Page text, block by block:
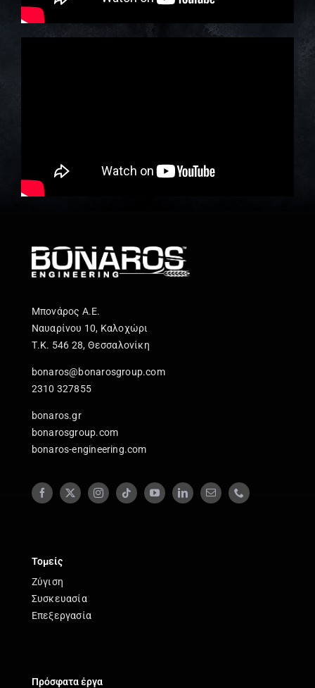
Μπονάρος Α.Ε.
Ναυαρίνου 10, Καλοχώρι
Τ.Κ. 546 28, Θεσσαλονίκη
bonaros@bonarosgroup.com
2310 327855
bonaros.gr
bonarosgroup.com
bonaros-engineering.com
Τομείς
Ζύγιση
Συσκευασία
Επεξεργασία
Πρόσφατα έργα